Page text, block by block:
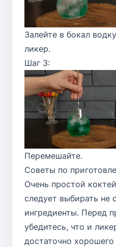
Залейте в бокал
ликер.
Шаг 3:
Перемешайте.
Советы по
Очень простой
следует выбирать
ингредиенты. Перед
убедитесь, что и
достаточно хорошего